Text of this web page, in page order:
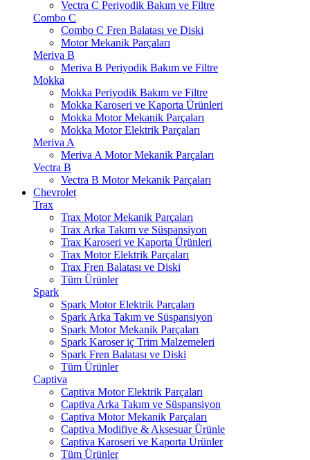
Vectra C Periyodik Bakım ve Filtre
Combo C
Combo C Fren Balatası ve Diski
Motor Mekanik Parçaları
Meriva B
Meriva B Periyodik Bakım ve Filtre
Mokka
Mokka Periyodik Bakım ve Filtre
Mokka Karoseri ve Kaporta Ürünleri
Mokka Motor Mekanik Parçaları
Mokka Motor Elektrik Parçaları
Meriva A
Meriva A Motor Mekanik Parçaları
Vectra B
Vectra B Motor Mekanik Parçaları
Chevrolet
Trax
Trax Motor Mekanik Parçaları
Trax Arka Takım ve Süspansiyon
Trax Karoseri ve Kaporta Ürünleri
Trax Motor Elektrik Parçaları
Trax Fren Balatası ve Diski
Tüm Ürünler
Spark
Spark Motor Elektrik Parçaları
Spark Arka Takım ve Süspansiyon
Spark Motor Mekanik Parçaları
Spark Karoser iç Trim Malzemeleri
Spark Fren Balatası ve Diski
Tüm Ürünler
Captiva
Captiva Motor Elektrik Parçaları
Captiva Arka Takım ve Süspansiyon
Captiva Motor Mekanik Parçaları
Captiva Modifiye & Aksesuar Ürünle
Captiva Karoseri ve Kaporta Ürünler
Tüm Ürünler